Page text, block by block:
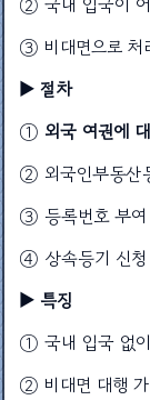
③ 비대면으로 처
▶ 절차
① 외국 여권에
② 외국인부동산
③ 등록번호 부여
④ 상속등기 신청
▶ 특징
① 국내 입국 없
② 비대면 대행